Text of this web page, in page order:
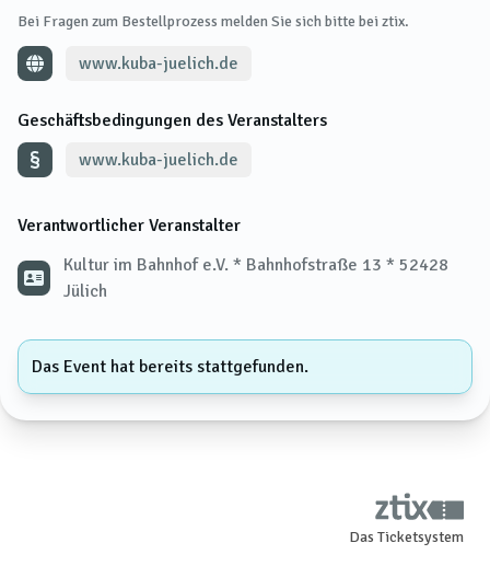
Bei Fragen zum Bestellprozess melden Sie sich bitte bei ztix.
www.kuba-juelich.de
Geschäftsbedingungen des Veranstalters
www.kuba-juelich.de
Verantwortlicher Veranstalter
Kultur im Bahnhof e.V. * Bahnhofstraße 13 * 52428
Jülich
Das Event hat bereits stattgefunden.
Das Ticketsystem